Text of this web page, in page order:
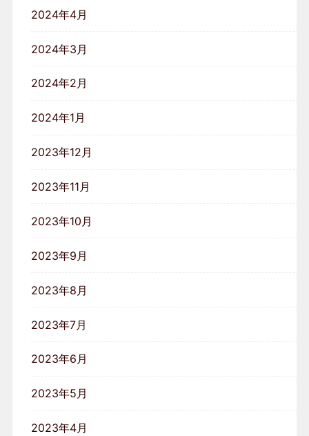
2024年4月
2024年3月
2024年2月
2024年1月
2023年12月
2023年11月
2023年10月
2023年9月
2023年8月
2023年7月
2023年6月
2023年5月
2023年4月